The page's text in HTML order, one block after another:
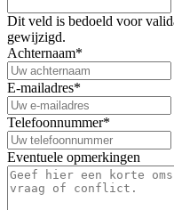
Dit veld is bedoeld voor
gewijzigd.
Achternaam*
E-mailadres*
Telefoonnummer*
Eventuele opmerkingen